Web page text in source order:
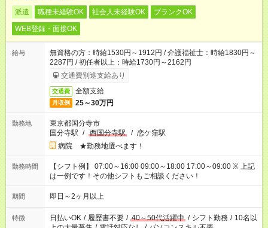
派遣 職種未経験OK 社会人未経験OK
ブランクOK
WEB登録・面接OK
給与
無資格の方：時給1530円～1912円 / 介護福祉士：時給1830円～
2287円 / 初任者以上：時給1730円～2162円
交通費別途支給あり
交通費 全額支給
月収例 25～30万円
勤務地
東京都国分寺市
国分寺駅 / 西国分寺駅 / 恋ケ窪駅
病院 ★勤務地選べます！
勤務時間
【シフト例】 07:00～16:00 09:00～18:00 17:00～09:00 ※ 上記
は一例です！その他シフトもご相談ください！
期間 即日～2ヶ月以上
特徴 日払いOK / 履歴書不要 / 40～50代活躍中 / シフト勤務 / 10名以